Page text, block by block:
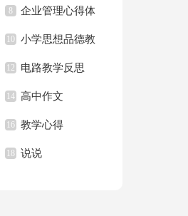
8 企业管理心得体
会
10 小学思想品德教
学反思
12 电路教学反思
14 高中作文
16 教学心得
18 说说